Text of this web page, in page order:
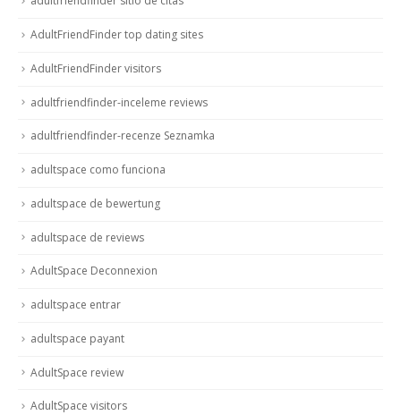
AdultFriendFinder top dating sites
AdultFriendFinder visitors
adultfriendfinder-inceleme reviews
adultfriendfinder-recenze Seznamka
adultspace como funciona
adultspace de bewertung
adultspace de reviews
AdultSpace Deconnexion
adultspace entrar
adultspace payant
AdultSpace review
AdultSpace visitors